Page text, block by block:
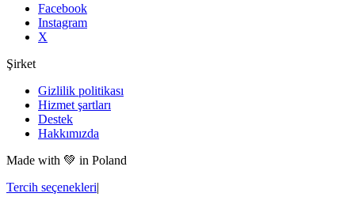
Facebook
Instagram
X
Şirket
Gizlilik politikası
Hizmet şartları
Destek
Hakkımızda
Made with 💚 in Poland
Tercih seçenekleri|